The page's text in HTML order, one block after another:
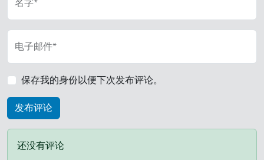
名字*
电子邮件*
保存我的身份以便下次发布评论。
还没有评论